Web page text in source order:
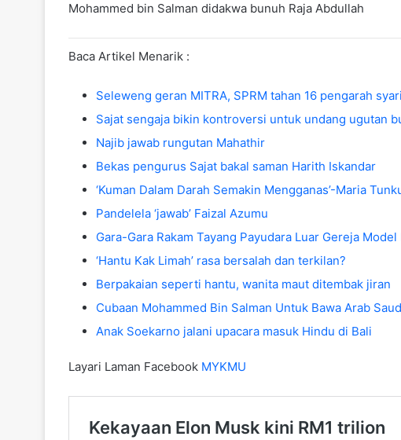
Mohammed bin Salman didakwa bunuh Raja Abdullah
Baca Artikel Menarik :
Seleweng geran MITRA, SPRM tahan 16 pengarah
Sajat sengaja bikin kontroversi untuk undang ugutan
Najib jawab rungutan Mahathir
Bekas pengurus Sajat bakal saman Harith Iskandar
‘Kuman Dalam Darah Semakin Mengganas’-Maria
Pandelela ‘jawab’ Faizal Azumu
Gara-Gara Rakam Tayang Payudara Luar Gereja
‘Hantu Kak Limah’ rasa bersalah dan terkilan?
Berpakaian seperti hantu, wanita maut ditembak jiran
Cubaan Mohammed Bin Salman Untuk Bawa Arab
Anak Soekarno jalani upacara masuk Hindu di Bali
Layari Laman Facebook MYKMU